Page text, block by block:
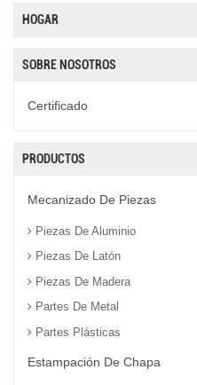
HOGAR
SOBRE NOSOTROS
Certificado
PRODUCTOS
Mecanizado De Piezas
Piezas De Aluminio
Piezas De Latón
Piezas De Madera
Partes De Metal
Partes Plásticas
Estampación De Chapa